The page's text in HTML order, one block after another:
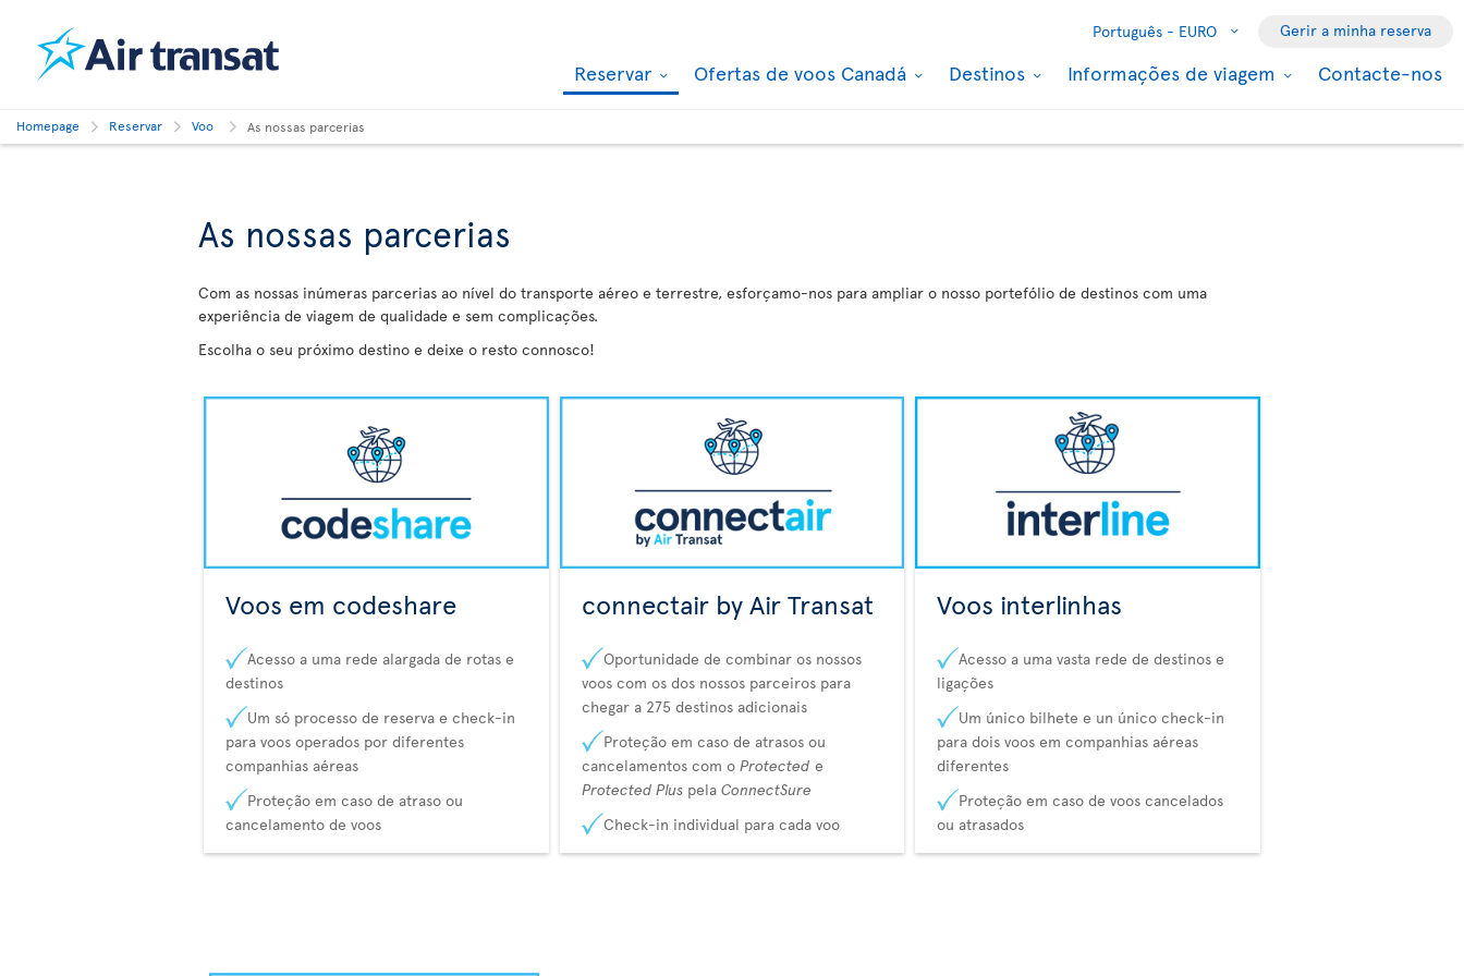
Português - EURO Gerir a minha reserva
Reservar Ofertas de voos Canadá Destinos Informações de viagem Contacte-nos
Homepage Reservar Voo As nossas parcerias
As nossas parcerias
Com as nossas inúmeras parcerias ao nível do transporte aéreo e terrestre, esforçamo-nos para ampliar o nosso portefólio de destinos com uma
experiência de viagem de qualidade e sem complicações.
Escolha o seu próximo destino e deixe o resto connosco!
Voos em codeshare
Acesso a uma rede alargada de rotas e
destinos
Um só processo de reserva e check-in
para voos operados por diferentes
companhias aéreas
Proteção em caso de atraso ou
cancelamento de voos
connectair by Air Transat
Oportunidade de combinar os nossos
voos com os dos nossos parceiros para
chegar a 275 destinos adicionais
Proteção em caso de atrasos ou
cancelamentos com o Protected e
Protected Pluspela ConnectSure
Check-in individual para cada voo
Voos interlinhas
Acesso a uma vasta rede de destinos e
ligações
Um único bilhete e un único check-in
para dois voos em companhias aéreas
diferentes
Proteção em caso de voos cancelados
ou atrasados